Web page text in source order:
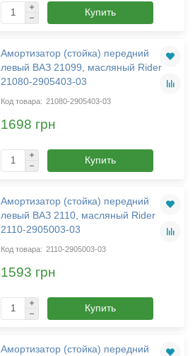
Купить
Амортизатор (стойка) передний
левый ВАЗ 21099, масляный Rider
21080-2905403-03
21080-2905403-03
1698 грн
Купить
Амортизатор (стойка) передний
левый ВАЗ 2110, масляный Rider
2110-2905003-03
2110-2905003-03
1593 грн
Купить
Амортизатор (стойка) передний